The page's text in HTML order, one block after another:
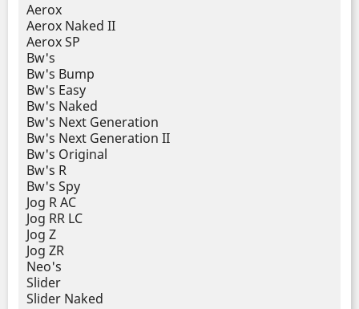
Aerox
Aerox Naked II
Aerox SP
Bw's
Bw's Bump
Bw's Easy
Bw's Naked
Bw's Next Generation
Bw's Next Generation II
Bw's Original
Bw's R
Bw's Spy
Jog R AC
Jog RR LC
Jog Z
Jog ZR
Neo's
Slider
Slider Naked